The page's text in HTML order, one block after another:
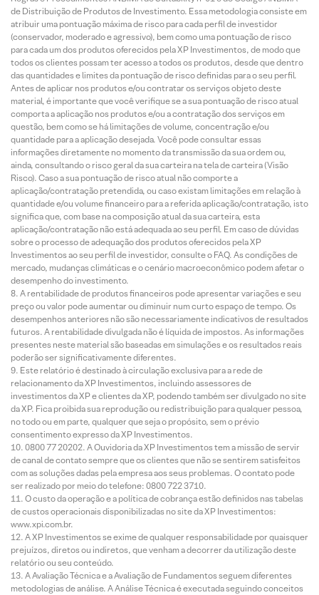
de Distribuição de Produtos de Investimento. Essa metodologia consiste em
atribuir uma pontuação máxima de risco para cada perfil de investidor
(conservador, moderado e agressivo), bem como uma pontuação de risco
para cada um dos produtos oferecidos pela XP Investimentos, de modo que
todos os clientes possam ter acesso a todos os produtos, desde que dentro
das quantidades e limites da pontuação de risco definidas para o seu perfil.
Antes de aplicar nos produtos e/ou contratar os serviços objeto deste
material, é importante que você verifique se a sua pontuação de risco atual
comporta a aplicação nos produtos e/ou a contratação dos serviços em
questão, bem como se há limitações de volume, concentração e/ou
quantidade para a aplicação desejada. Você pode consultar essas
informações diretamente no momento da transmissão da sua ordem ou,
ainda, consultando o risco geral da sua carteira na tela de carteira (Visão
Risco). Caso a sua pontuação de risco atual não comporte a
aplicação/contratação pretendida, ou caso existam limitações em relação à
quantidade e/ou volume financeiro para a referida aplicação/contratação, isto
significa que, com base na composição atual da sua carteira, esta
aplicação/contratação não está adequada ao seu perfil. Em caso de dúvidas
sobre o processo de adequação dos produtos oferecidos pela XP
Investimentos ao seu perfil de investidor, consulte o FAQ. As condições de
mercado, mudanças climáticas e o cenário macroeconômico podem afetar o
desempenho do investimento.
A rentabilidade de produtos financeiros pode apresentar variações e seu
preço ou valor pode aumentar ou diminuir num curto espaço de tempo. Os
desempenhos anteriores não são necessariamente indicativos de resultados
futuros. A rentabilidade divulgada não é líquida de impostos. As informações
presentes neste material são baseadas em simulações e os resultados reais
poderão ser significativamente diferentes.
Este relatório é destinado à circulação exclusiva para a rede de
relacionamento da XP Investimentos, incluindo assessores de
investimentos da XP e clientes da XP, podendo também ser divulgado no site
da XP. Fica proibida sua reprodução ou redistribuição para qualquer pessoa,
no todo ou em parte, qualquer que seja o propósito, sem o prévio
consentimento expresso da XP Investimentos.
0800 77 20202. A Ouvidoria da XP Investimentos tem a missão de servir
de canal de contato sempre que os clientes que não se sentirem satisfeitos
com as soluções dadas pela empresa aos seus problemas. O contato pode
ser realizado por meio do telefone: 0800 722 3710.
O custo da operação e a política de cobrança estão definidos nas tabelas
de custos operacionais disponibilizadas no site da XP Investimentos:
www.xpi.com.br.
A XP Investimentos se exime de qualquer responsabilidade por quaisquer
prejuízos, diretos ou indiretos, que venham a decorrer da utilização deste
relatório ou seu conteúdo.
A Avaliação Técnica e a Avaliação de Fundamentos seguem diferentes
metodologias de análise. A Análise Técnica é executada seguindo conceitos